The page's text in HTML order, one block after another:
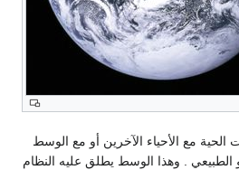
الحية مع الأحياء الآخرين أو مع الوسط
الطبيعي . وهذا الوسط يطلق عليه النظام